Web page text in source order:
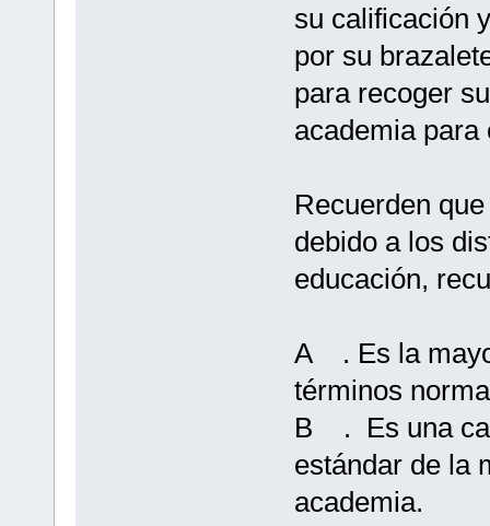
su calificación
por su
para recoger
academia para
Recuerden
debido a los
educación,
A . Es la
términos
B . Es una
estándar de la
academia.